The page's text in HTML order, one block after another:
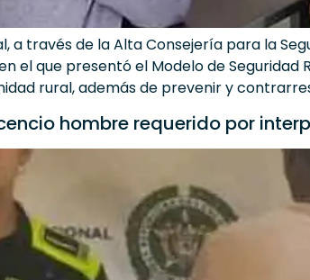
a través de la Alta Consejería para la
el que presentó el Modelo de
rural, además de prevenir y
hombre requerido por